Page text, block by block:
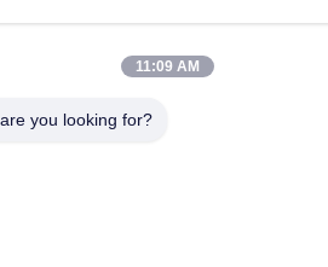
11:09 AM
you looking for?